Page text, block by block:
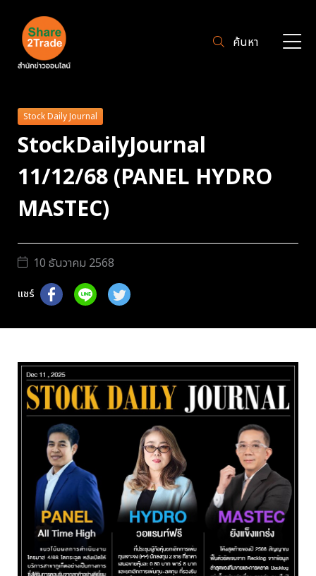
ค้นหา
Stock Daily Journal
StockDailyJournal
11/12/68 (PANEL HYDRO
MASTEC)
10 ธันวาคม 2568
แชร์